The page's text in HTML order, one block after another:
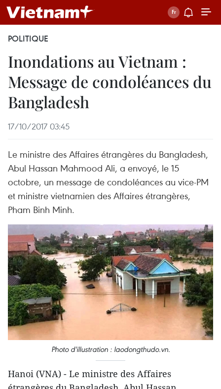
POLITIQUE
Inondations au Vietnam :
Message de condoléances du
Bangladesh
17/10/2017 03:45
Le ministre des Affaires étrangères du Bangladesh,
Abul Hassan Mahmood Ali, a envoyé, le 15
octobre, un message de condoléances au vice-PM
et ministre vietnamien des Affaires étrangères,
Pham Binh Minh.
Photo d'illustration : laodongthudo.vn.
Hanoi (VNA) - Le ministre des Affaires